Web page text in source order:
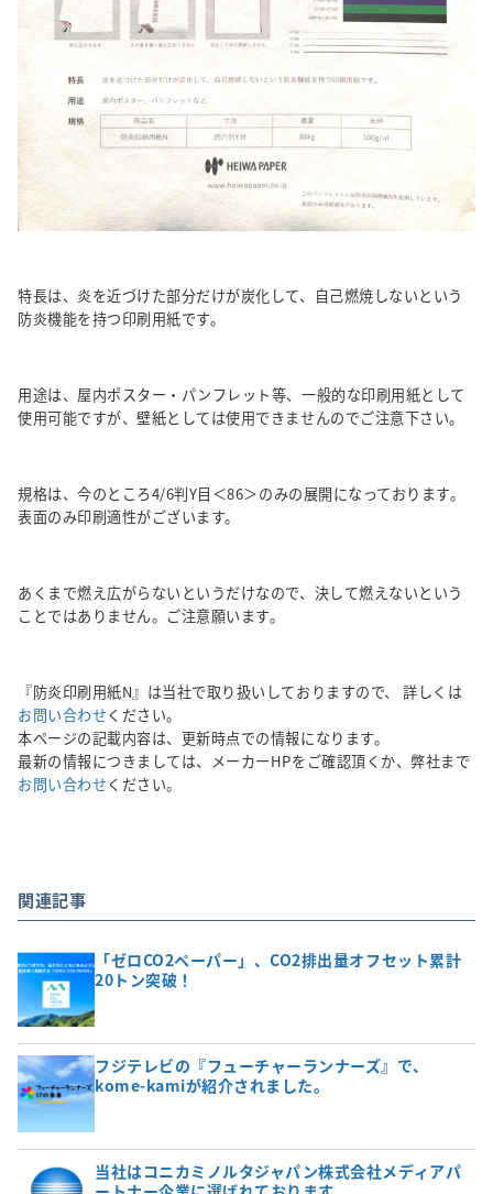
特長は、炎を近づけた部分だけが炭化して、自己燃焼しないという
防炎機能を持つ印刷用紙です。
用途は、屋内ポスター・パンフレット等、一般的な印刷用紙として
使用可能ですが、壁紙としては使用できませんのでご注意下さい。
規格は、今のところ4/6判Y目＜86＞のみの展開になっております。
表面のみ印刷適性がございます。
あくまで燃え広がらないというだけなので、決して燃えないという
ことではありません。ご注意願います。
『防炎印刷用紙N』は当社で取り扱いしておりますので、 詳しくは
お問い合わせください。
本ページの記載内容は、更新時点での情報になります。
最新の情報につきましては、メーカーHPをご確認頂くか、弊社まで
お問い合わせください。
関連記事
「ゼロCO2ペーパー」、CO2排出量オフセット累計
20トン突破！
フジテレビの『フューチャーランナーズ』で、
kome-kamiが紹介されました。
当社はコニカミノルタジャパン株式会社メディアパ